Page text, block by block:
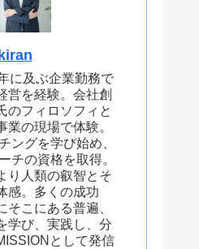
に及ぶ企業勤務で
営を経験。会社創
のフィロソフィと
業の現場で体験。
ングを学び始め、
チの資格を取得。
り人類の叡智とそ
感。多くの成功
そこにある普遍、
学び、実践し、分
として発信